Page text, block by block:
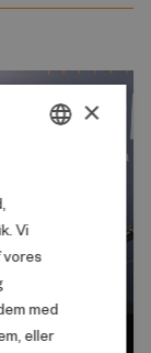
×
Vi
vores
med
eller